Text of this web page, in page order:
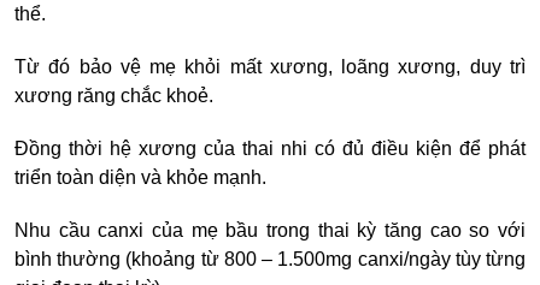
thể.
Từ đó bảo vệ mẹ khỏi mất xương, loãng xương, duy trì
xương răng chắc khoẻ.
Đồng thời hệ xương của thai nhi có đủ điều kiện để phát
triển toàn diện và khỏe mạnh.
Nhu cầu canxi của mẹ bầu trong thai kỳ tăng cao so với
bình thường (khoảng từ 800 – 1.500mg canxi/ngày tùy từng